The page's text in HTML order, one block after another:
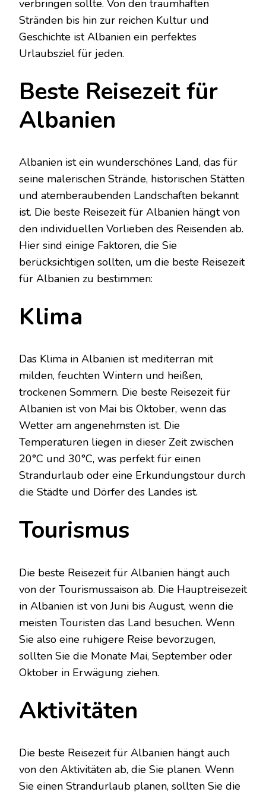
verbringen sollte. Von den traumhaften
Stränden bis hin zur reichen Kultur und
Geschichte ist Albanien ein perfektes
Urlaubsziel für jeden.
Beste Reisezeit für
Albanien
Albanien ist ein wunderschönes Land, das für
seine malerischen Strände, historischen Stätten
und atemberaubenden Landschaften bekannt
ist. Die beste Reisezeit für Albanien hängt von
den individuellen Vorlieben des Reisenden ab.
Hier sind einige Faktoren, die Sie
berücksichtigen sollten, um die beste Reisezeit
für Albanien zu bestimmen:
Klima
Das Klima in Albanien ist mediterran mit
milden, feuchten Wintern und heißen,
trockenen Sommern. Die beste Reisezeit für
Albanien ist von Mai bis Oktober, wenn das
Wetter am angenehmsten ist. Die
Temperaturen liegen in dieser Zeit zwischen
20°C und 30°C, was perfekt für einen
Strandurlaub oder eine Erkundungstour durch
die Städte und Dörfer des Landes ist.
Tourismus
Die beste Reisezeit für Albanien hängt auch
von der Tourismussaison ab. Die Hauptreisezeit
in Albanien ist von Juni bis August, wenn die
meisten Touristen das Land besuchen. Wenn
Sie also eine ruhigere Reise bevorzugen,
sollten Sie die Monate Mai, September oder
Oktober in Erwägung ziehen.
Aktivitäten
Die beste Reisezeit für Albanien hängt auch
von den Aktivitäten ab, die Sie planen. Wenn
Sie einen Strandurlaub planen, sollten Sie die